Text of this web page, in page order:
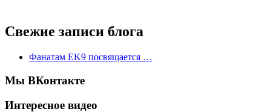
Свежие записи блога
Фанатам EK9 посвящается …
Мы ВКонтакте
Интересное видео